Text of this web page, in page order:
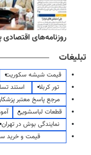
روزنامه‌های اقتصادی پنج‌شنبه
تبلیغات
قیمت شیشه سکوریت
تور کربلا
استند
مرجع پاسخ معتبر
قطعات لباسشویی
نمایندگی بوش در تهران
قیمت و خرید